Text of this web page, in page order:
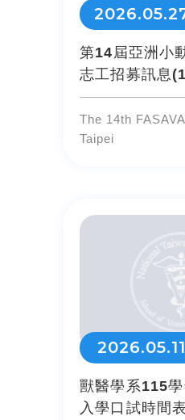
第14屆亞洲小
志工招募訊息
The 14th
Taipei
2026.05.11
獸醫學系115
入學口試時間表